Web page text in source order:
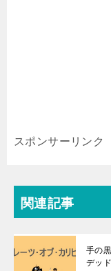
スポンサーリンク
関連記事
手の
デッ